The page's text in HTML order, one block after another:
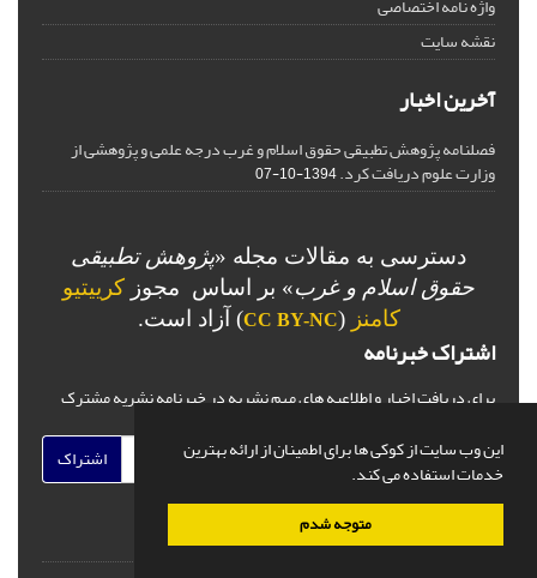
این وب سایت از کوکی ها برای اطمینان از ارائه بهترین
خدمات استفاده می کند.
متوجه شدم
نقشه سایت
آخرین اخبار
فصلنامه پژوهش تطبیقی حقوق اسلام و غرب درجه علمی و پژوهشی از
وزارت علوم دریافت کرد.1394-10-07
دسترسی به مقالات مجله «پژوهش تطبیقی
حقوق اسلام و غرب» بر اساس مجوز کرییتیو
کامنز (
CC BY-NC) آزاد است.
اشتراک خبرنامه
برای دریافت اخبار و اطلاعیه های مهم نشریه در خبرنامه نشریه مشترک
اشتراک